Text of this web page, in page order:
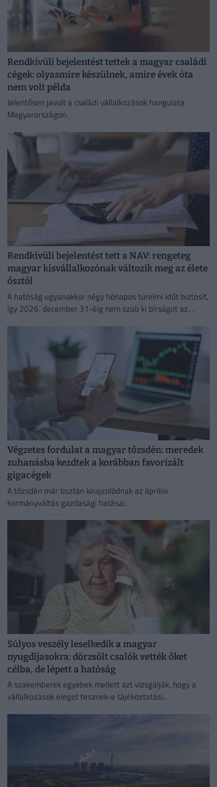
Rendkívüli bejelentést tettek a magyar családi
cégek: olyasmire készülnek, amire évek óta
nem volt példa
Jelentősen javult a családi vállalkozások hangulata
Magyarországon.
Rendkívüli bejelentést tett a NAV: rengeteg
magyar kisvállalkozónak változik meg az élete
ősztől
A hatóság ugyanakkor négy hónapos türelmi időt biztosít,
így 2026. december 31-éig nem szab ki bírságot az
Végzetes fordulat a magyar tőzsdén: meredek
zuhanásba kezdtek a korábban favorizált
gigacégek
A tőzsdén már tisztán kirajzolódnak az áprilisi
kormányváltás gazdasági hatásai.
Súlyos veszély leselkedik a magyar
nyugdíjasokra: dörzsölt csalók vették őket
célba, de lépett a hatóság
A szakemberek egyebek mellett azt vizsgálják, hogy a
vállalkozások eleget tesznek-e tájékoztatási